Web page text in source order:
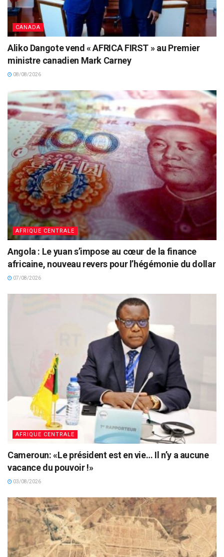
CANADA
Aliko Dangote vend « AFRICA FIRST » au Premier
ministre canadien Mark Carney
08/08/2026
AFRIQUE CENTRALE
Angola : Le yuan s’impose au cœur de la finance
africaine, nouveau revers pour l’hégémonie du dollar
07/08/2026
AFRIQUE CENTRALE
Cameroun: «Le président est en vie… Il n’y a aucune
vacance du pouvoir !»
03/08/2026